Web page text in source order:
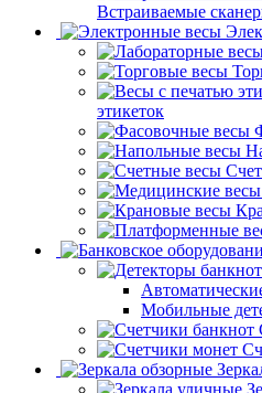
Встраиваемые
этикеток
Мобильные